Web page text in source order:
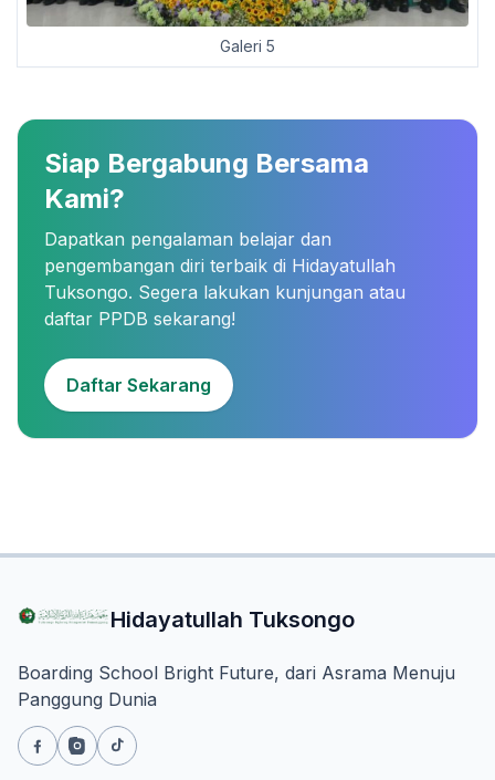
Galeri 5
Siap Bergabung Bersama
Kami?
Dapatkan pengalaman belajar dan
pengembangan diri terbaik di Hidayatullah
Tuksongo. Segera lakukan kunjungan atau
daftar PPDB sekarang!
Daftar Sekarang
Hidayatullah Tuksongo
Boarding School Bright Future, dari Asrama Menuju
Panggung Dunia